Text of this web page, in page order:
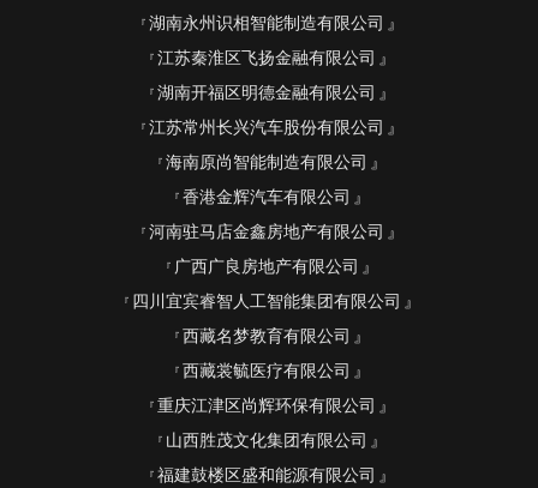
湖南永州识相智能制造有限公司
江苏秦淮区飞扬金融有限公司
湖南开福区明德金融有限公司
江苏常州长兴汽车股份有限公司
海南原尚智能制造有限公司
香港金辉汽车有限公司
河南驻马店金鑫房地产有限公司
广西广良房地产有限公司
四川宜宾睿智人工智能集团有限公司
西藏名梦教育有限公司
西藏裳毓医疗有限公司
重庆江津区尚辉环保有限公司
山西胜茂文化集团有限公司
福建鼓楼区盛和能源有限公司